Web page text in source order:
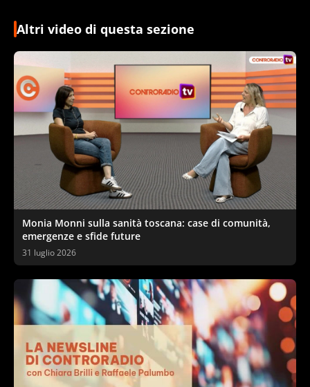
Altri video di questa sezione
Monia Monni sulla sanità toscana: case di comunità,
emergenze e sfide future
31 luglio 2026